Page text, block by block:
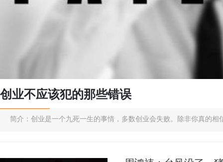
创业不应该犯的那些错误
简介：创业是一个九死一生的事情，多数创业会失败。除非你真的